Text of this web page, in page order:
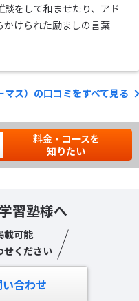
をして和ませたり、アド
けられた励ましの言葉
ス）の口コミをすべて見る
料金・コースを
知りたい
習塾様へ
載可能
せください
合わせ